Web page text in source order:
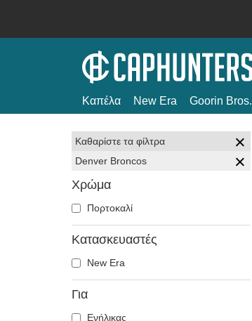
Καπέλα New Era Goorin Bros.
Καθαρίστε τα φίλτρα
Denver Broncos
Χρώμα
Πορτοκαλί
Κατασκευαστές
New Era
Για
Ενήλικας